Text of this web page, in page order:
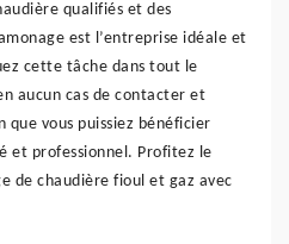
qualifiés et des
est l’entreprise idéale et
cette tâche dans tout le
aucun cas de contacter et
que vous puissiez bénéficier
et professionnel. Profitez le
de chaudière fioul et gaz avec